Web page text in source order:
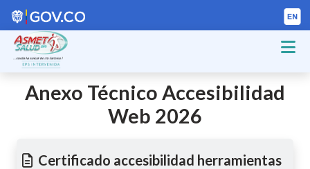
Anexo Técnico Accesibilidad
Web 2026
Certificado accesibilidad herramientas